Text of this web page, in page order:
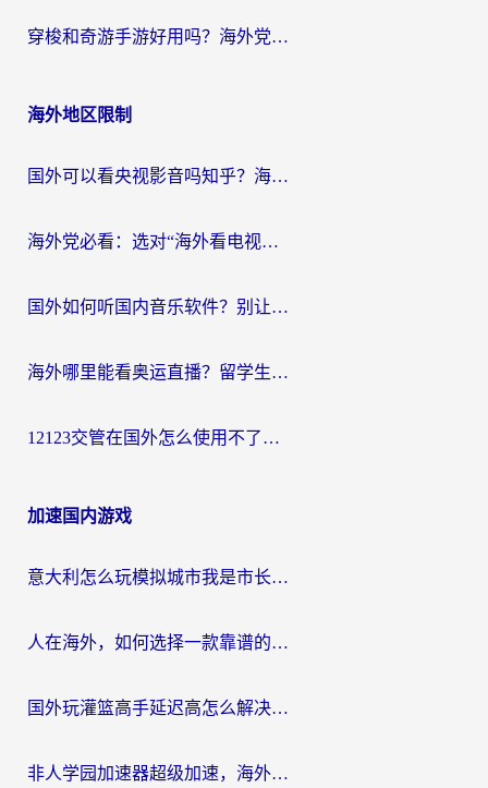
穿梭和奇游手游好用吗？海外党亲测3款回国加速器，附蜜蜂加速器七天试用攻略
海外地区限制
国外可以看央视影音吗知乎？海外党亲测有效的回国加速方案
海外党必看：选对“海外看电视剧软件”，再也不用愁国内剧刷不了
国外如何听国内音乐软件？别让地域限制，断了你的中文歌单
海外哪里能看奥运直播？留学生&海外华人必看的体育赛事观赛终极指南
12123交管在国外怎么使用不了？海外华人必看的无缝访问国内资源指南
加速国内游戏
意大利怎么玩模拟城市我是市长？海外党国服游戏加速终极攻略（附三国3量子特攻解决办法）
人在海外，如何选择一款靠谱的玩剑灵2加速器？
国外玩灌篮高手延迟高怎么解决？海外玩家国服游戏加速终极指南
非人学园加速器超级加速，海外玩家重返国服的通行证